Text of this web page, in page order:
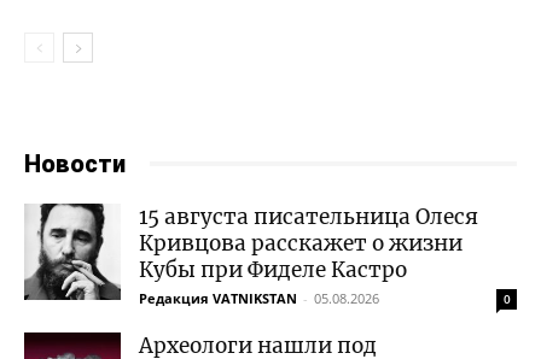
Новости
15 августа писательница Олеся
Кривцова расскажет о жизни
Кубы при Фиделе Кастро
Редакция VATNIKSTAN - 05.08.2026 0
Археологи нашли под